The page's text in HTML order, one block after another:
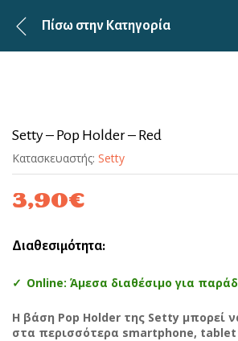
Πίσω στην Κατηγορία
Setty – Pop Holder – Red
Κατασκευαστής: Setty
3,90€
Διαθεσιμότητα:
Online: Άμεσα διαθέσιμο για
Η βάση Pop Holder της Setty μπορεί
στα περισσότερα smartphone, tablet